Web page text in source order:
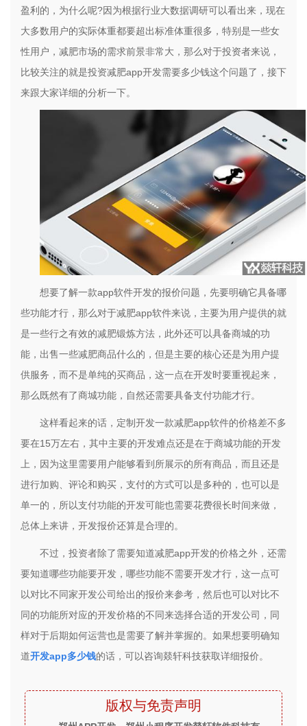
盈利的，为什么呢?因为根据行业大数据调研可以看出来，现在
大多数用户的实际体重都要超出标准体重很多，特别是一些女
性用户，减肥市场的需求前景非常大，那么对于投资者来说，
比较关注的就是投资减肥app开发需要多少钱这个问题了，接下
来跟大家详细的分析一下。
想要了解一款app软件开发的报价问题，先要明确它具备哪
些功能才行，那么对于减肥app软件来说，主要为用户提供的就
是一些行之有效的减肥锻炼方法，此外还可以具备商城的功
能，出售一些减肥商品什么的，但是主要的核心还是为用户提
供服务，而不是单纯的买商品，这一点在开发时要重视起来，
那么既然有了商城功能，自然还需要具备支付功能才行。
这样看起来的话，定制开发一款减肥app软件的价格差不多
要在15万左右，其中主要的开发难点还是在于商城功能的开发
上，因为这里需要用户能够看到所展示的所有商品，而且还是
进行加购、评论和购买，支付的方式可以是多种的，也可以是
单一的，所以支付功能的开发可能也需要花费很长时间来做，
总体上来讲，开发报价还算是合理的。
不过，投资者除了需要知道减肥app开发的价格之外，还需
要知道哪些功能要开发，哪些功能不需要开发才行，这一点可
以对比不同家开发公司给出的报价来参考，然后也可以对比不
同的功能所对应的开发价格的不同来选择合适的开发公司，同
样对于后期如何运营也是需要了解并掌握的。如果想要明确知
道开发app多少钱的话，可以咨询燚轩科技获取详细报价。
版权与免责声明